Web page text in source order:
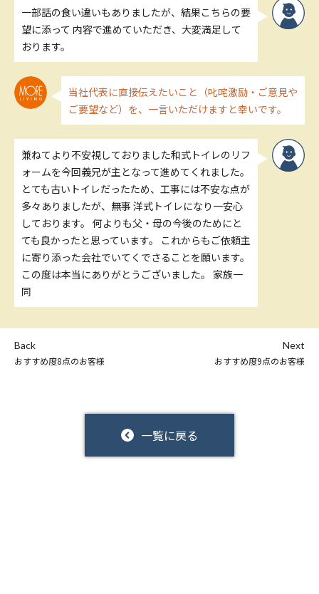
一部話の食い違いもありましたが、結果こちらの要
望に添って 内容で進めていただき、大変満足して
おります。
当社代表に直接伝えたいこと（叱咤激励・ご意見や
ご要望など）を、一言いただけますと幸いです。
兼ねてより不安視しておりました和式トイレのリフ
ォームを今回義兄が主となって進めてくれました。
とても古いトイレだったため、工事には不安な点が
多々ありましたが、無事 洋式トイレになり一安心
しております。 何よりも父・母の今後のためにと
ても良かったと思っています。 これからもご依頼主
に寄り添った会社でいてくでさることを願います。
この度は本当にありがとうございました。 家族一
同
Back
おすすめ度8点のお客様
一覧に戻る
Next
おすすめ度9点のお客様